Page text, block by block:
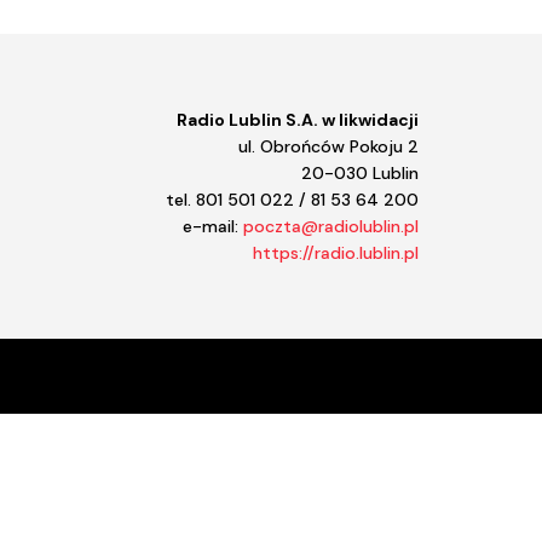
Radio Lublin S.A. w likwidacji
ul. Obrońców Pokoju 2
20-030 Lublin
tel. 801 501 022 / 81 53 64 200
e-mail: poczta@radiolublin.pl
https://radio.lublin.pl